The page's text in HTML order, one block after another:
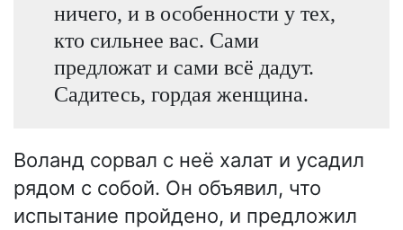
ничего, и в особенности у тех,
кто сильнее вас. Сами
предложат и сами всё дадут.
Садитесь, гордая женщина.
Воланд сорвал с неё халат и усадил
рядом с собой. Он объявил, что
испытание пройдено, и предложил